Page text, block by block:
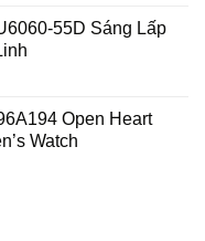
55D Sáng Lấp
Open Heart
Watch